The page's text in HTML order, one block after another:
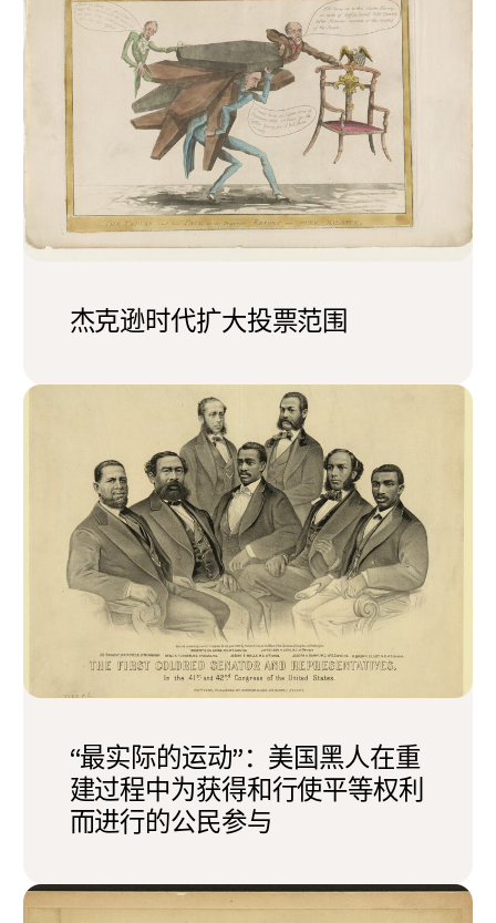
杰克逊时代扩大投票范围
“最实际的运动”：美国黑人在重
建过程中为获得和行使平等权利
而进行的公民参与